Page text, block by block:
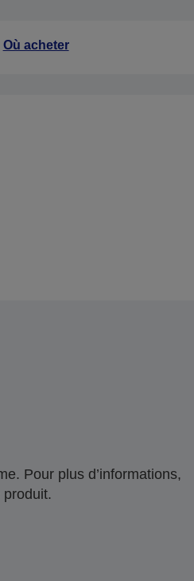
Où acheter
Pour plus d’informations,